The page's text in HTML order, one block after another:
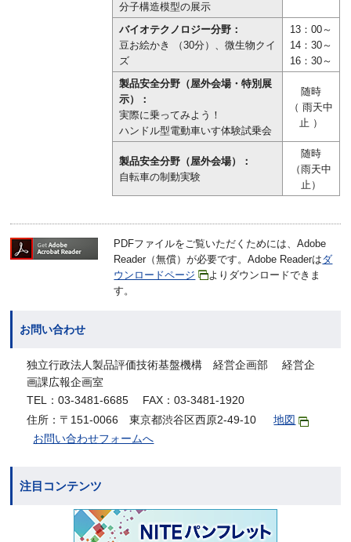
分子構造模型の展示
バイオテクノロジー分野：
豆お絵かき （30分）、微生物クイ
ズ
13：00～
14：30～
16：30～
製品安全分野（屋外会場・特別展
示）：
実際に乗ってみよう！
ハンドル型電動車いす体験試乗会
随時
（ 雨天中
止 ）
製品安全分野（屋外会場）：
自転車の制動実験
随時
（雨天中
止）
PDFファイルをご覧いただくためには、Adobe
Reader（無償）が必要です。Adobe Readerはダ
ウンロードページ
よりダウンロードできま
す。
お問い合わせ
独立行政法人製品評価技術基盤機構 経営企画部 経営企
画課広報企画室
TEL：03-3481-6685 FAX：03-3481-1920
住所：〒151-0066 東京都渋谷区西原2-49-10
地図
お問い合わせフォームへ
注目コンテンツ